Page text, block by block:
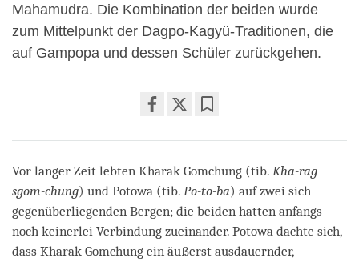
Mahamudra. Die Kombination der beiden wurde
zum Mittelpunkt der Dagpo-Kagyü-Traditionen, die
auf Gampopa und dessen Schüler zurückgehen.
on
facebook
Vor langer Zeit lebten Kharak Gomchung (tib. Kha-rag
sgom-chung) und Potowa (tib. Po-to-ba) auf zwei sich
gegenüberliegenden Bergen; die beiden hatten anfangs
noch keinerlei Verbindung zueinander. Potowa dachte sich,
dass Kharak Gomchung ein äußerst ausdauernder,